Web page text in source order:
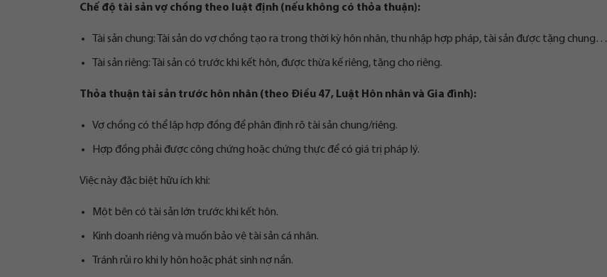
Chế độ tài sản vợ chồng theo luật định (nếu không có thỏa thuận):
Tài sản chung: Tài sản do vợ chồng tạo ra trong thời kỳ hôn nhân, thu nhập hợp pháp, tài sản được tặng chung…
Tài sản riêng: Tài sản có trước khi kết hôn, được thừa kế riêng, tặng cho riêng.
Thỏa thuận tài sản trước hôn nhân (theo Điều 47, Luật Hôn nhân và Gia đình):
Vợ chồng có thể lập hợp đồng để phân định rõ tài sản chung/riêng.
Hợp đồng phải được công chứng hoặc chứng thực để có giá trị pháp lý.
Việc này đặc biệt hữu ích khi:
Một bên có tài sản lớn trước khi kết hôn.
Kinh doanh riêng và muốn bảo vệ tài sản cá nhân.
Tránh rủi ro khi ly hôn hoặc phát sinh nợ nần.